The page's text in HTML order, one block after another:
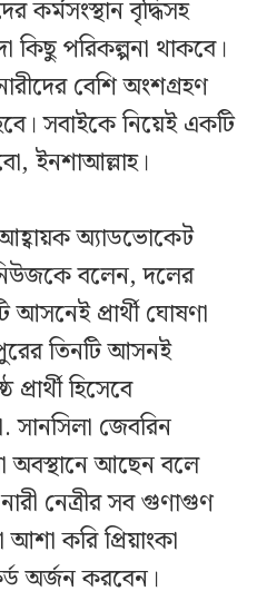
কর্মসংস্থান বৃদ্ধিসহ
পরিকল্পনা থাকবে।
বেশি অংশগ্রহণ
সবাইকে নিয়েই একটি
ইনশাআল্লাহ।
অ্যাডভোকেট
বলেন, দলের
আসনেই প্রার্থী ঘোষণা
তিনটি আসনই
হিসেবে
জেবরিন
অবস্থানে আছেন বলে
নেত্রীর সব গুণাগুণ
করি প্রিয়াংকা
অর্জন করবেন।